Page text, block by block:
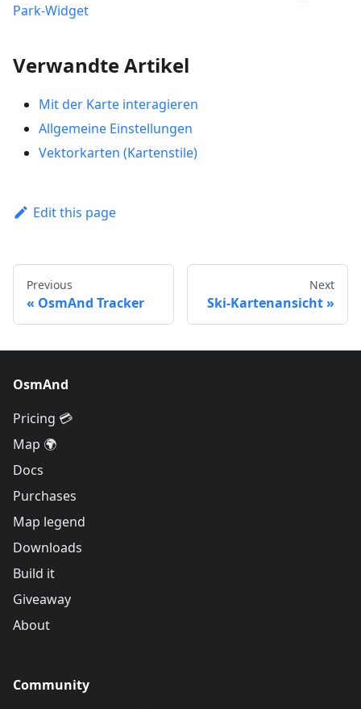
Park-Widget
Verwandte Artikel
Mit der Karte interagieren
Allgemeine Einstellungen
Vektorkarten (Kartenstile)
Edit this page
Previous
OsmAnd Tracker
Next
Ski-Kartenansicht
OsmAnd
Pricing 💳
Map 🌍
Docs
Purchases
Map legend
Downloads
Build it
Giveaway
About
Community